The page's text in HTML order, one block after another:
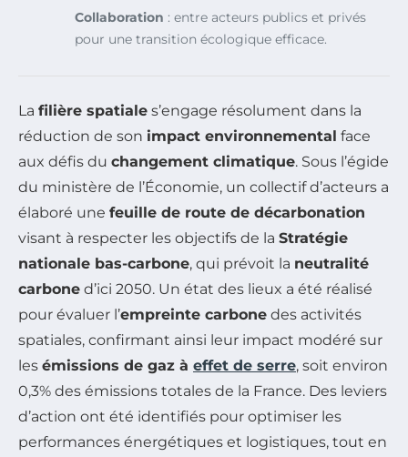
Collaboration : entre acteurs publics et privés
pour une transition écologique efficace.
La filière spatiale s’engage résolument dans la
réduction de son impact environnemental face
aux défis du changement climatique. Sous l’égide
du ministère de l’Économie, un collectif d’acteurs a
élaboré une feuille de route de décarbonation
visant à respecter les objectifs de la Stratégie
nationale bas-carbone, qui prévoit la neutralité
carbone d’ici 2050. Un état des lieux a été réalisé
pour évaluer l’empreinte carbone des activités
spatiales, confirmant ainsi leur impact modéré sur
les émissions de gaz à effet de serre, soit environ
0,3% des émissions totales de la France. Des leviers
d’action ont été identifiés pour optimiser les
performances énergétiques et logistiques, tout en